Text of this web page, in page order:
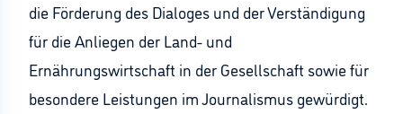
die Förderung des Dialoges und der Verständigung
für die Anliegen der Land- und
Ernährungswirtschaft in der Gesellschaft sowie für
besondere Leistungen im Journalismus gewürdigt.